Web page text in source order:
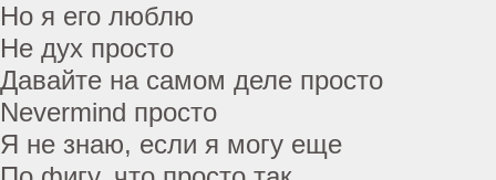
Но я его люблю
Не дух просто
Давайте на самом деле просто
Nevermind просто
Я не знаю, если я могу еще